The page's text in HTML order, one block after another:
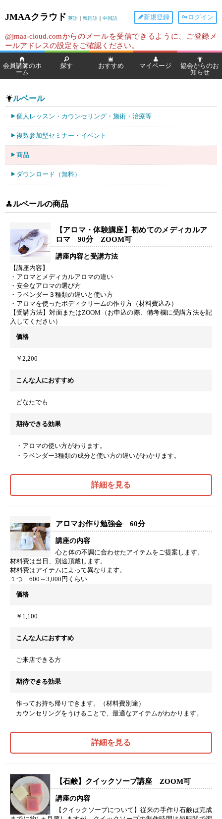
JMAAクラウド 英語 ｜ 韓国語 ｜ 中国語 ログイン
新規登録
@jmaa-cloud.comからのメールを受信できるように、ご登録メ
ールアドレスの設定をご確認ください。
会員講師のホ
ーム
探す おすすめ マイページ
協会からのお
知らせ
ルベール
個人レッスン・カウンセリング・施術・治療等
複数参加型セミナー・イベント
商品
ダウンロード（無料）
ルベールの商品
【アロマ・体験講座】初めてのメディカルア
ロマ 90分 ZOOM可
講座内容と受講方法
【講座内容】
・アロマとメディカルアロマの違い
・安全なアロマの選び方
・ラベンダー３種類の違いと使い方
・アロマを使ったボディクリームの作り方（材料費込み）
【受講方法】対面またはZOOM（お申込の際、備考欄に受講方法を記
入してください）
価格
￥2,200
こんな人におすすめ
どなたでも
期待できる効果
・アロマの使い方がわります。
・ラベンダー3種類の成分と使い方の違いがわかります。
詳細を見る
アロマお作り勉強会 60分
講座の内容
心と体の不調に合わせたアイテムをご提案します。
材料費は当日、別途頂戴します。
材料費はアイテムによって異なります。
１つ 600～3,000円くらい
価格
￥1,100
こんな人におすすめ
ご来店できる方
期待できる効果
作ってお持ち帰りできます。（材料費別途）
カウンセリングをうけることで、最適なアイテムがわかります。
詳細を見る
【石鹸】クイックソープ講座 ZOOM可
講座の内容
【クイックソープについて】従来の手作り石鹸は完成